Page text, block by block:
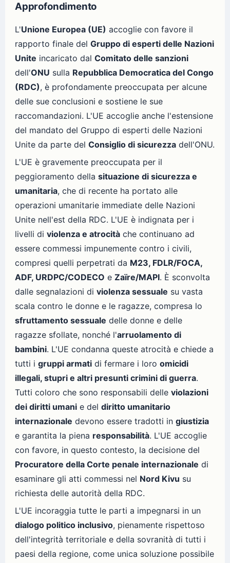
Approfondimento
L'Unione Europea (UE) accoglie con favore il
rapporto finale del Gruppo di esperti delle Nazioni
Unite incaricato dal Comitato delle sanzioni
dell'ONU sulla Repubblica Democratica del Congo
(RDC), è profondamente preoccupata per alcune
delle sue conclusioni e sostiene le sue
raccomandazioni. L'UE accoglie anche l'estensione
del mandato del Gruppo di esperti delle Nazioni
Unite da parte del Consiglio di sicurezza dell'ONU.
L'UE è gravemente preoccupata per il
peggioramento della situazione di sicurezza e
umanitaria, che di recente ha portato alle
operazioni umanitarie immediate delle Nazioni
Unite nell'est della RDC. L'UE è indignata per i
livelli di violenza e atrocità che continuano ad
essere commessi impunemente contro i civili,
compresi quelli perpetrati da M23, FDLR/FOCA,
ADF, URDPC/CODECO e Zaïre/MAPI. È sconvolta
dalle segnalazioni di violenza sessuale su vasta
scala contro le donne e le ragazze, compresa lo
sfruttamento sessuale delle donne e delle
ragazze sfollate, nonché l'arruolamento di
bambini. L'UE condanna queste atrocità e chiede a
tutti i gruppi armati di fermare i loro omicidi
illegali, stupri e altri presunti crimini di guerra.
Tutti coloro che sono responsabili delle violazioni
dei diritti umani e del diritto umanitario
internazionale devono essere tradotti in giustizia
e garantita la piena responsabilità. L'UE accoglie
con favore, in questo contesto, la decisione del
Procuratore della Corte penale internazionale di
esaminare gli atti commessi nel Nord Kivu su
richiesta delle autorità della RDC.
L'UE incoraggia tutte le parti a impegnarsi in un
dialogo politico inclusivo, pienamente rispettoso
dell'integrità territoriale e della sovranità di tutti i
paesi della regione, come unica soluzione possibile